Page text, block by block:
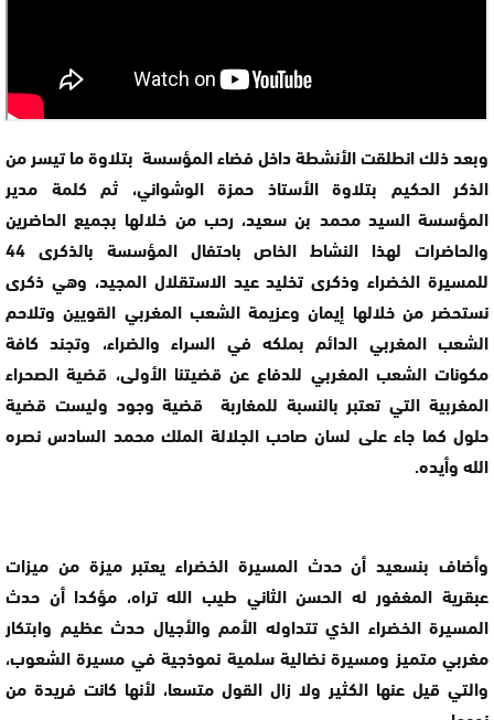
وبعد ذلك انطلقت الأنشطة داخل فضاء المؤسسة بتلاوة ما تيسر من
الذكر الحكيم بتلاوة الأستاذ حمزة الوشواني، ثم كلمة مدير
المؤسسة السيد محمد بن سعيد، رحب من خلالها بجميع الحاضرين
والحاضرات لهذا النشاط الخاص باحتفال المؤسسة بالذكرى 44
للمسيرة الخضراء وذكرى تخليد عيد الاستقلال المجيد، وهي ذكرى
نستحضر من خلالها إيمان وعزيمة الشعب المغربي القويين وتلاحم
الشعب المغربي الدائم بملكه في السراء والضراء، وتجند كافة
مكونات الشعب المغربي للدفاع عن قضيتنا الأولى، قضية الصحراء
المغربية التي تعتبر بالنسبة للمغاربة قضية وجود وليست قضية
حلول كما جاء على لسان صاحب الجلالة الملك محمد السادس نصره
الله وأيده.
وأضاف بنسعيد أن حدث المسيرة الخضراء يعتبر ميزة من ميزات
عبقرية المغفور له الحسن الثاني طيب الله تراه، مؤكدا أن حدث
المسيرة الخضراء الذي تتداوله الأمم والأجيال حدث عظيم وابتكار
مغربي متميز ومسيرة نضالية سلمية نموذجية في مسيرة الشعوب،
والتي قيل عنها الكثير ولا زال القول متسعا، لأنها كانت فريدة من